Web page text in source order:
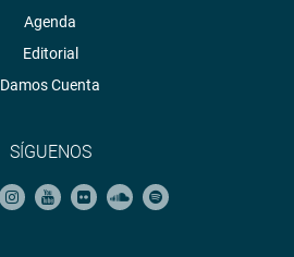
Agenda
Editorial
Damos Cuenta
SÍGUENOS